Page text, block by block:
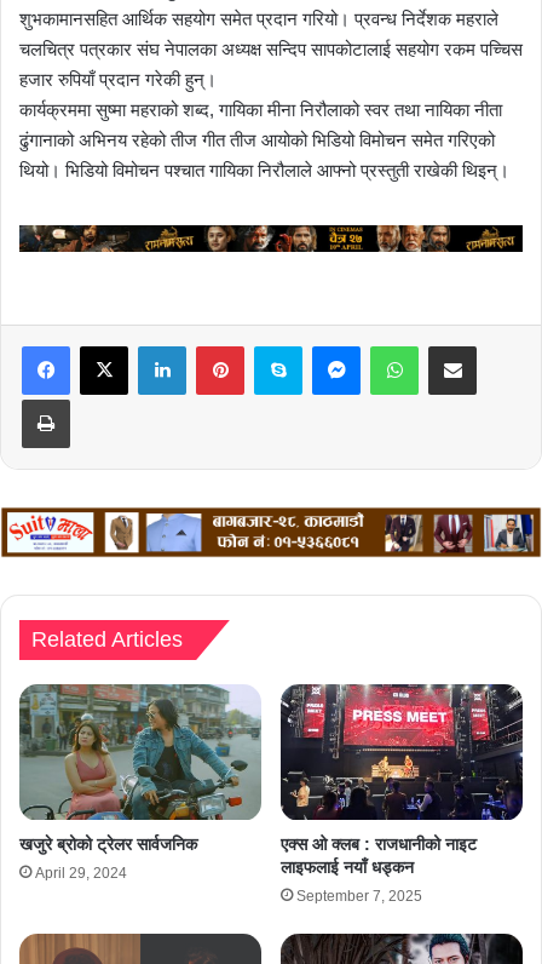
शुभकामानसहित आर्थिक सहयोग समेत प्रदान गरियो। प्रवन्ध निर्देशक महराले
चलचित्र पत्रकार संघ नेपालका अध्यक्ष सन्दिप सापकोटालाई सहयोग रकम पच्चिस
हजार रुपियाँ प्रदान गरेकी हुन्।
कार्यक्रममा सुष्मा महराको शब्द, गायिका मीना निरौलाको स्वर तथा नायिका नीता
ढुंगानाको अभिनय रहेको तीज गीत तीज आयोको भिडियो विमोचन समेत गरिएको
थियो। भिडियो विमोचन पश्चात गायिका निरौलाले आफ्नो प्रस्तुती राखेकी थिइन्।
LinkedInPinterestSkype MessengerWhatsAppShare via Email
Print
Related Articles
खजुरे ब्रोको ट्रेलर सार्वजनिक
April 29, 2024
एक्स ओ क्लब : राजधानीको नाइट
लाइफलाई नयाँ धड्कन
September 7, 2025